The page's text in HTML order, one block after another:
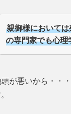
親御様において
の専門家でも心理
が悪いから・・